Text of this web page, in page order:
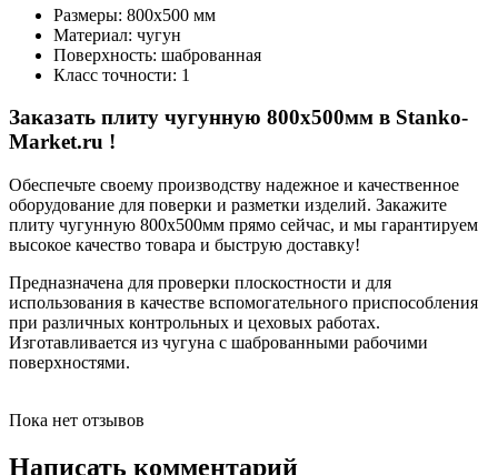
Размеры: 800х500 мм
Материал: чугун
Поверхность: шаброванная
Класс точности: 1
Заказать плиту чугунную 800х500мм в Stanko-
Market.ru !
Обеспечьте своему производству надежное и качественное
оборудование для поверки и разметки изделий. Закажите
плиту чугунную 800х500мм прямо сейчас, и мы гарантируем
высокое качество товара и быструю доставку!
Предназначена для проверки плоскостности и для
использования в качестве вспомогательного приспособления
при различных контрольных и цеховых работах.
Изготавливается из чугуна с шаброванными рабочими
поверхностями.
Пока нет отзывов
Написать комментарий